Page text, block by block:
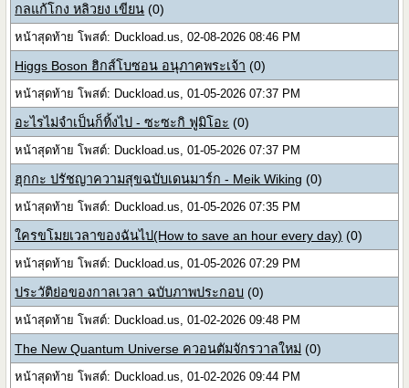
กลแก้โกง หลิวยง เขียน (0)
หน้าสุดท้าย โพสต์: Duckload.us, 02-08-2026 08:46 PM
Higgs Boson ฮิกส์โบซอน อนุภาคพระเจ้า (0)
หน้าสุดท้าย โพสต์: Duckload.us, 01-05-2026 07:37 PM
อะไรไม่จำเป็นก็ทิ้งไป - ซะซะกิ ฟูมิโอะ (0)
หน้าสุดท้าย โพสต์: Duckload.us, 01-05-2026 07:37 PM
ฮุกกะ ปรัชญาความสุขฉบับเดนมาร์ก - Meik Wiking (0)
หน้าสุดท้าย โพสต์: Duckload.us, 01-05-2026 07:35 PM
ใครขโมยเวลาของฉันไป(How to save an hour every day) (0)
หน้าสุดท้าย โพสต์: Duckload.us, 01-05-2026 07:29 PM
ประวัติย่อของกาลเวลา ฉบับภาพประกอบ (0)
หน้าสุดท้าย โพสต์: Duckload.us, 01-02-2026 09:48 PM
The New Quantum Universe ควอนตัมจักรวาลใหม่ (0)
หน้าสุดท้าย โพสต์: Duckload.us, 01-02-2026 09:44 PM